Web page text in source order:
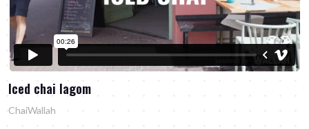
Iced chai lagom
ChaiWallah